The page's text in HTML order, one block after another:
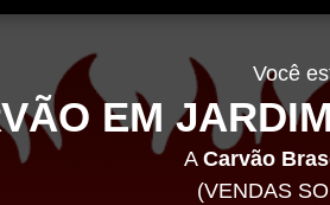
Você
EM
A Carvão
(VENDAS